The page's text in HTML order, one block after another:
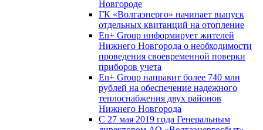
Новгороде
ГК «Волгаэнерго» начинает выпуск
отдельных квитанций на отопление
En+ Group информирует жителей
Нижнего Новгорода о необходимости
проведения своевременной поверки
приборов учета
En+ Group направит более 740 млн
рублей на обеспечение надежного
теплоснабжения двух районов
Нижнего Новгорода
С 27 мая 2019 года Генеральным